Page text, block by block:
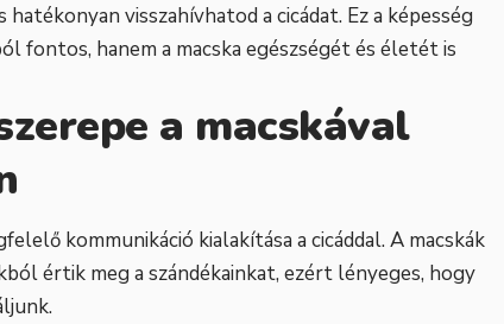
visszahívhatod a cicádat. Ez a képesség
fontos, hanem a macska egészségét és életét is
a macskával
kommunikáció kialakítása a cicáddal. A macskák
értik meg a szándékainkat, ezért lényeges, hogy